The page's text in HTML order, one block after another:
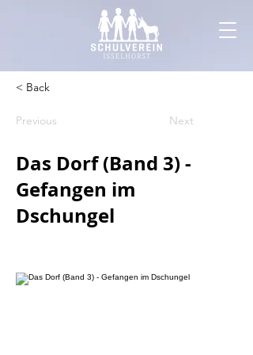
< Back
Previous Next
Das Dorf (Band 3) -
Gefangen im
Dschungel